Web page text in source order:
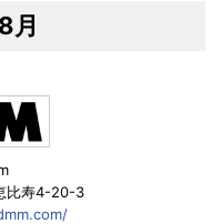
月
比寿4-20-3